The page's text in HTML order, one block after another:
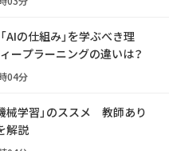
AIの仕組み」を学ぶべき理
ープラーニングの違いは？
04分
械学習」のススメ 教師あり
解説